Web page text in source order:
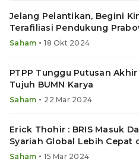
Jelang Pelantikan, Begini
Terafiliasi Pendukung
Sepekan Terakhir
Saham • 18 Okt 2024
PTPP Tunggu Putusan
Tujuh BUMN Karya
Saham • 22 Mar 2024
Erick Thohir : BRIS Masuk
Syariah Global Lebih Cepat
Saham • 15 Mar 2024